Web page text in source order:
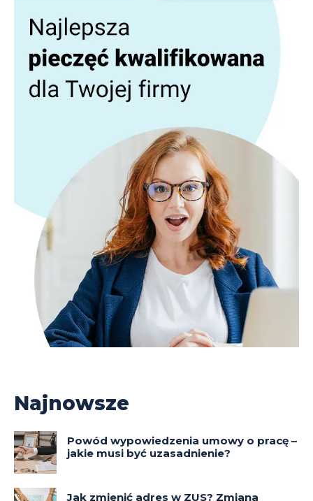
Najnowsze
Powód wypowiedzenia umowy o pracę –
jakie musi być uzasadnienie?
Jak zmienić adres w ZUS? Zmiana